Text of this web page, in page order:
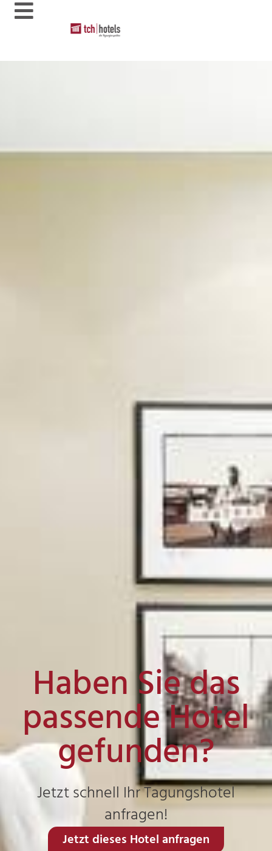
Haben Sie das
passende Hotel
gefunden?
Jetzt schnell Ihr Tagungshotel
anfragen!
Jetzt dieses Hotel anfragen